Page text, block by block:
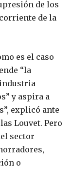
de los
de la
es el caso
“la
y aspira a
explicó ante
Louvet. Pero
sector
o